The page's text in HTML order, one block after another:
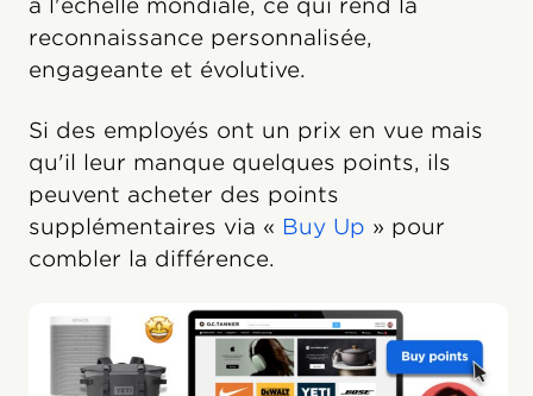
à l'échelle mondiale, ce qui rend la
reconnaissance personnalisée,
engageante et évolutive.
Si des employés ont un prix en vue mais
qu'il leur manque quelques points, ils
peuvent acheter des points
supplémentaires via « Buy Up » pour
combler la différence.